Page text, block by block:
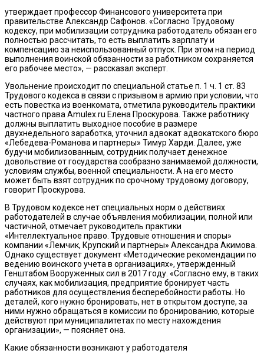
утверждает профессор Финансового университета при
правительстве Александр Сафонов. «Согласно Трудовому
кодексу, при мобилизации сотрудника работодатель обязан его
полностью рассчитать, то есть выплатить зарплату и
компенсацию за неиспользованный отпуск. При этом на период
выполнения воинской обязанности за работником сохраняется
его рабочее место», — рассказал эксперт.
Увольнение происходит по специальной статье п. 1 ч. 1 ст. 83
Трудового кодекса в связи с призывом в армию при условии, что
есть повестка из военкомата, отметила руководитель практики
частного права Amulex.ru Елена Проскурова. Также работнику
должны выплатить выходное пособие в размере
двухнедельного заработка, уточнил адвокат адвокатского бюро
«Лебедева-Романова и партнеры» Тимур Харди. Далее, уже
будучи мобилизованным, сотрудник получает денежное
довольствие от государства сообразно занимаемой должности,
условиям службы, военной специальности. А на его место
может быть взят сотрудник по срочному трудовому договору,
говорит Проскурова.
В Трудовом кодексе нет специальных норм о действиях
работодателей в случае объявления мобилизации, полной или
частичной, отмечает руководитель практики
«Интеллектуальное право. Трудовые отношения и споры»
компании «Лемчик, Крупский и партнеры» Александра Акимова.
Однако существует документ «Методические рекомендации по
ведению воинского учета в организациях», утвержденный
Генштабом Вооруженных сил в 2017 году. «Согласно ему, в таких
случаях, как мобилизация, предприятие бронирует часть
работников для осуществления бесперебойности работы. Но
деталей, кого нужно бронировать, нет в открытом доступе, за
ними нужно обращаться в комиссии по бронированию, которые
действуют при муниципалитетах по месту нахождения
организации», — поясняет она.
Какие обязанности возникают у работодателя